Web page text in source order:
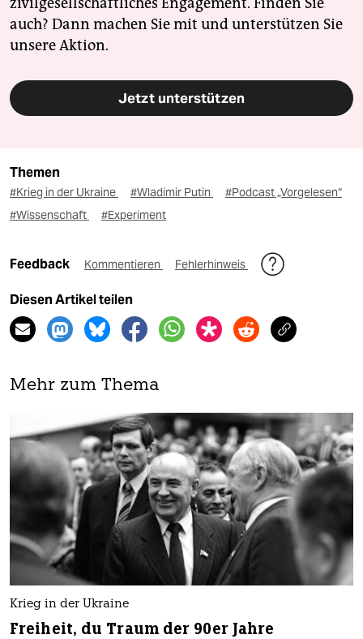
auch? Dann machen Sie mit und unterstützen Sie
unsere Aktion.
Jetzt unterstützen
Themen
#Krieg in der Ukraine #Wladimir Putin
#Podcast „Vorgelesen“
#Wissenschaft
#Experiment
Feedback Kommentieren Fehlerhinweis
Diesen Artikel teilen
Mehr zum Thema
Krieg in der Ukraine
Freiheit, du Traum der 90er Jahre